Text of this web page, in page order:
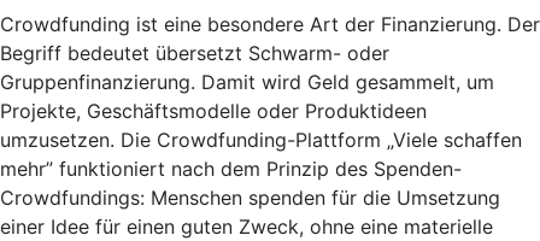
Crowdfunding ist eine besondere Art der Finanzierung. Der
Begriff bedeutet übersetzt Schwarm- oder
Gruppenfinanzierung. Damit wird Geld gesammelt, um
Projekte, Geschäftsmodelle oder Produktideen
umzusetzen. Die Crowdfunding-Plattform „Viele schaffen
mehr” funktioniert nach dem Prinzip des Spenden-
Crowdfundings: Menschen spenden für die Umsetzung
einer Idee für einen guten Zweck, ohne eine materielle